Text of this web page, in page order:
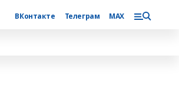
ВКонтакте Телеграм MAX